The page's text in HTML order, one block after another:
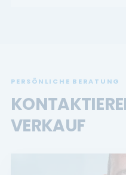
PERSÖNLICHE BERATUNG
VERKAUF